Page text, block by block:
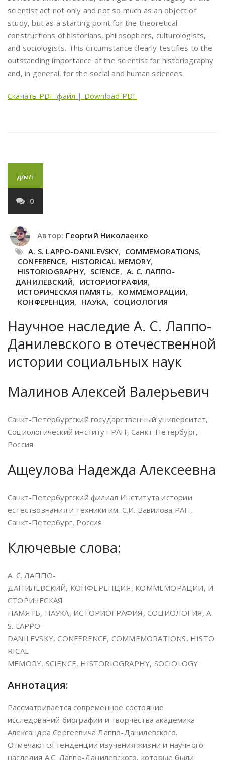
scientist act not only and not so much as an object of
study, but as a starting point for the theoretical
constructions of historians, philosophers, culturologists,
and sociologists. This circumstance clearly testifies to the
outstanding importance of the scientist for historiography
and, in general, for the social and human sciences.
Скачать PDF-файл | Download PDF
д/м/г
0
Автор: Георгий Николаенко
A. S. LAPPO-DANILEVSKY, COMMEMORATIONS,
CONFERENCE, HISTORICAL MEMORY,
HISTORIOGRAPHY, SCIENCE, А. С. ЛАППО-
ДАНИЛЕВСКИЙ, ИСТОРИОГРАФИЯ,
ИСТОРИЧЕСКАЯ ПАМЯТЬ, КОММЕМОРАЦИИ,
КОНФЕРЕНЦИЯ, НАУКА, СОЦИОЛОГИЯ
Научное наследие А. С. Лаппо-
Данилевского в отечественной
истории социальных наук
Малинов Алексей Валерьевич
Санкт-Петербургский государственный университет,
Социологический институт РАН, Санкт-Петербург,
Россия
Ащеулова Надежда Алексеевна
Санкт-Петербургский филиал Института истории
естествознания и техники им. С.И. Вавилова РАН,
Санкт-Петербург, Россия
Ключевые слова:
А. С. ЛАППО-
ДАНИЛЕВСКИЙ, КОНФЕРЕНЦИЯ, КОММЕМОРАЦИИ, И
СТОРИЧЕСКАЯ
ПАМЯТЬ, НАУКА, ИСТОРИОГРАФИЯ, СОЦИОЛОГИЯ, A.
S. LAPPO-
DANILEVSKY, CONFERENCE, COMMEMORATIONS, HISTO
RICAL
MEMORY, SCIENCE, HISTORIOGRAPHY, SOCIOLOGY
Аннотация:
Рассматривается современное состояние
исследований биографии и творчества академика
Александра Сергеевича Лаппо-Данилевского.
Отмечаются тенденции изучения жизни и научного
наследия А.С. Лаппо-Данилевского, которые были